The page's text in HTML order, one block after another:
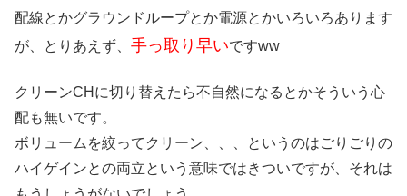
配線とかグラウンドループとか電源とかいろいろあります
が、とりあえず、 手っ取り早いですww
クリーンCHに切り替えたら不自然になるとかそういう心
配も無いです。
ボリュームを絞ってクリーン、、、というのはごりごりの
ハイゲインとの両立という意味ではきついですが、それは